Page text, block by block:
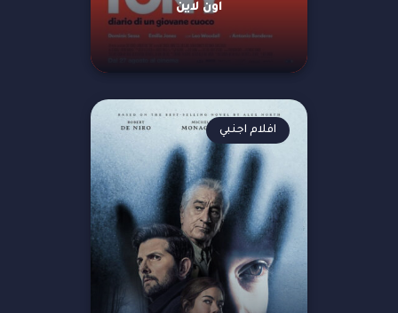
اون لاين
افلام اجنبي